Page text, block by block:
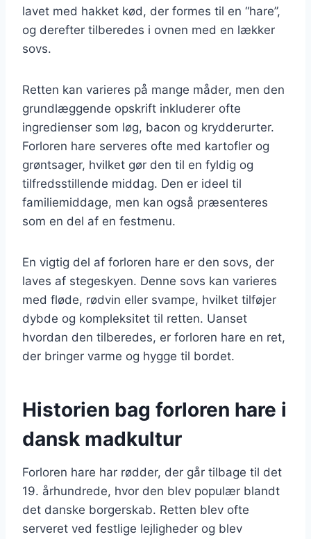
lavet med hakket kød, der formes til en “hare”,
og derefter tilberedes i ovnen med en lækker
sovs.
Retten kan varieres på mange måder, men den
grundlæggende opskrift inkluderer ofte
ingredienser som løg, bacon og krydderurter.
Forloren hare serveres ofte med kartofler og
grøntsager, hvilket gør den til en fyldig og
tilfredsstillende middag. Den er ideel til
familiemiddage, men kan også præsenteres
som en del af en festmenu.
En vigtig del af forloren hare er den sovs, der
laves af stegeskyen. Denne sovs kan varieres
med fløde, rødvin eller svampe, hvilket tilføjer
dybde og kompleksitet til retten. Uanset
hvordan den tilberedes, er forloren hare en ret,
der bringer varme og hygge til bordet.
Historien bag forloren hare i
dansk madkultur
Forloren hare har rødder, der går tilbage til det
19. århundrede, hvor den blev populær blandt
det danske borgerskab. Retten blev ofte
serveret ved festlige lejligheder og blev